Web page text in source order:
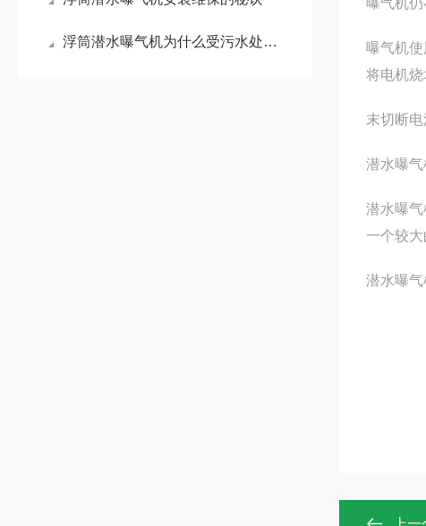
浮筒潜水曝气机为什么受污水处理青睐
曝气机仍
曝气机
将电机烧
末切断
潜水曝
潜水曝
一个较大
潜水曝气